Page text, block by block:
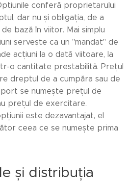
conferă proprietarului
dar nu și obligația, de a
bază în viitor. Mai simplu
servește ca un "mandat" de
acțiuni la o dată viitoare, la
o cantitate prestabilită. Prețul
dreptul de a cumpăra sau de
se numește prețul de
prețul de exercitare.
este dezavantajat, el
ceea ce se numește prima
și distribuția